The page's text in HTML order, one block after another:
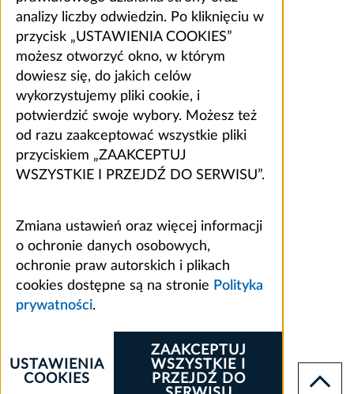
analizy liczby odwiedzin. Po kliknięciu w
przycisk „USTAWIENIA COOKIES”
możesz otworzyć okno, w którym
dowiesz się, do jakich celów
wykorzystujemy pliki cookie, i
potwierdzić swoje wybory. Możesz też
od razu zaakceptować wszystkie pliki
przyciskiem „ZAAKCEPTUJ
WSZYSTKIE I PRZEJDŹ DO SERWISU”.
Zmiana ustawień oraz więcej informacji
o ochronie danych osobowych,
ochronie praw autorskich i plikach
cookies dostępne są na stronie Polityka
prywatności.
ZAAKCEPTUJ
WSZYSTKIE I
PRZEJDŹ DO
USTAWIENIA
COOKIES